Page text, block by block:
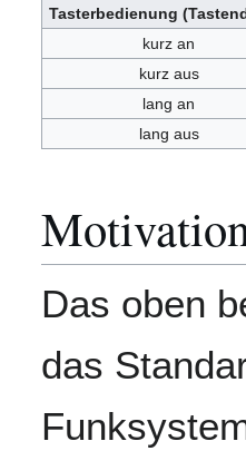
Tasterbedienung
kurz an
kurz aus
lang an
lang aus
Das oben
das